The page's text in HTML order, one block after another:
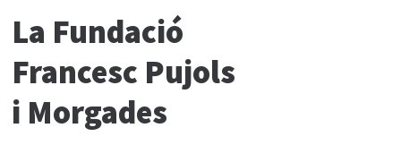
La Fundació
Francesc Pujols
i Morgades